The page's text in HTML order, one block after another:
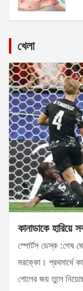
খেলা
কানাডাকে হারিয়ে
স্পোর্টস ডেস্ক :শেষ
মরক্কো। প্রথমার্ধে
গোলের জয় তুলে